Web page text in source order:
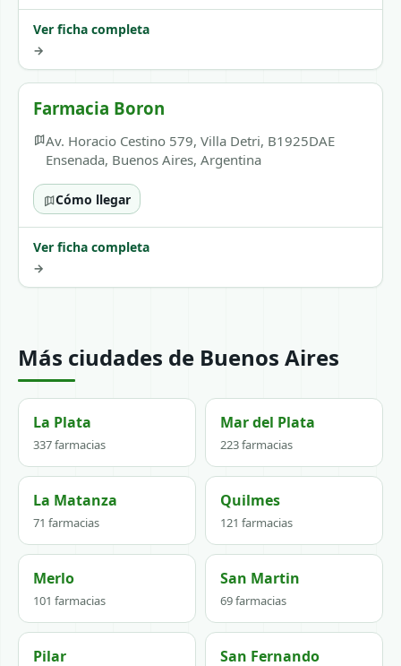
Ver ficha completa
→
Farmacia Boron
Av. Horacio Cestino 579, Villa Detri, B1925DAE
Ensenada, Buenos Aires, Argentina
Cómo llegar
Ver ficha completa
→
Más ciudades de Buenos Aires
La Plata
337 farmacias
Mar del Plata
223 farmacias
La Matanza
71 farmacias
Quilmes
121 farmacias
Merlo
101 farmacias
San Martin
69 farmacias
Pilar San Fernando